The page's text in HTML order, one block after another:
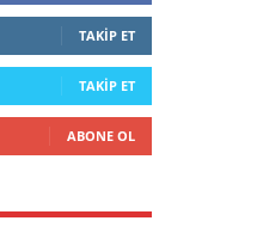
TAKIP ET
TAKIP ET
ABONE OL